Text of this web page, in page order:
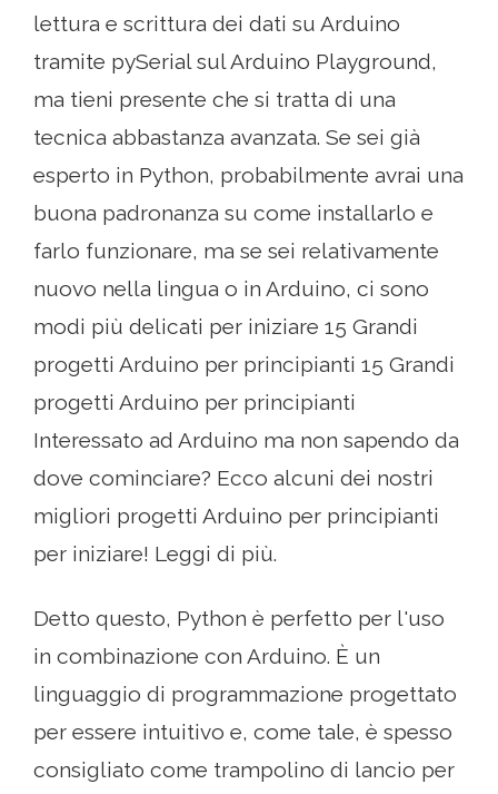
lettura e scrittura dei dati su Arduino
tramite pySerial sul Arduino Playground,
ma tieni presente che si tratta di una
tecnica abbastanza avanzata. Se sei già
esperto in Python, probabilmente avrai una
buona padronanza su come installarlo e
farlo funzionare, ma se sei relativamente
nuovo nella lingua o in Arduino, ci sono
modi più delicati per iniziare 15 Grandi
progetti Arduino per principianti 15 Grandi
progetti Arduino per principianti
Interessato ad Arduino ma non sapendo da
dove cominciare? Ecco alcuni dei nostri
migliori progetti Arduino per principianti
per iniziare! Leggi di più.
Detto questo, Python è perfetto per l'uso
in combinazione con Arduino. È un
linguaggio di programmazione progettato
per essere intuitivo e, come tale, è spesso
consigliato come trampolino di lancio per